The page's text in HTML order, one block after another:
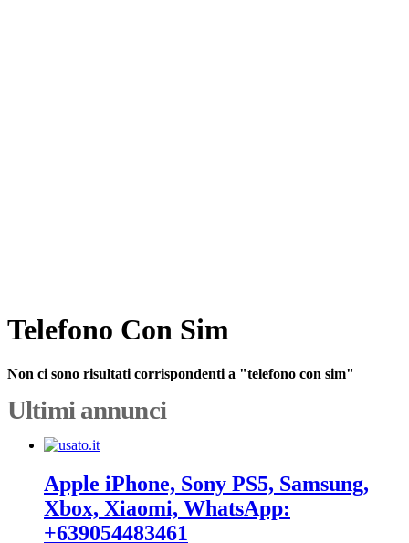
Telefono Con Sim
Non ci sono risultati corrispondenti a "telefono con sim"
Ultimi annunci
Apple iPhone, Sony PS5, Samsung,
Xbox, Xiaomi, WhatsApp:
+639054483461